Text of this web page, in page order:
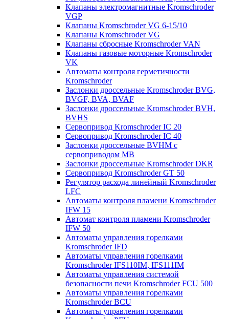
Клапаны электромагнитные Kromschroder
VGP
Клапаны Kromschroder VG 6-15/10
Клапаны Kromschroder VG
Клапаны сбросные Kromschroder VAN
Клапаны газовые моторные Kromschroder
VK
Автоматы контроля герметичности
Kromschroder
Заслонки дроссельные Kromschroder BVG,
BVGF, BVA, BVAF
Заслонки дроссельные Kromschroder BVH,
BVHS
Сервопривод Kromschroder IC 20
Сервопривод Kromschroder IC 40
Заслонки дроссельные BVHM с
сервоприводом МВ
Заслонки дроссельные Kromschroder DKR
Cервопривод Kromschroder GT 50
Регулятор расхода линейный Kromschroder
LFC
Автоматы контроля пламени Kromschroder
IFW 15
Автомат контроля пламени Kromschroder
IFW 50
Автоматы управления горелками
Kromschroder IFD
Автоматы управления горелками
Kromschroder IFS110IM, IFS111IM
Автоматы управления системой
безопасности печи Kromschroder FCU 500
Автоматы управления горелками
Kromschroder BCU
Автоматы управления горелками